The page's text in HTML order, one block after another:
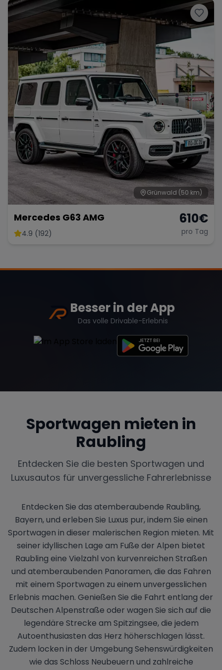
Grünwald (50 km)
Mercedes G63 AMG
4.9 (192)
610€
pro Tag
Besser in der App
Das volle Drivable-Erlebnis
Sportwagen mieten in
Raubling
Entdecken Sie die besten Sportwagen und
Luxusautos für unvergessliche Fahrerlebnisse
Entdecken Sie das atemberaubende Raubling,
Bayern, und erleben Sie Luxus pur, indem Sie einen
Sportwagen in dieser malerischen Region mieten. Mit
seiner idyllischen Lage am Fuße der Alpen bietet
Raubling eine Vielzahl von kurvenreichen Straßen
und atemberaubenden Panoramen, die das Fahren
mit einem Sportwagen zu einem unvergesslichen
Erlebnis machen. Genießen Sie die Fahrt entlang der
Deutschen Alpenstraße oder wagen Sie sich auf die
legendäre Strecke am Spitzingsee, die jedem
Autoenthusiasten das Herz höherschlagen lässt.
Zudem locken in der Umgebung Sehenswürdigkeiten
wie das Schloss Neubeuern und zahlreiche